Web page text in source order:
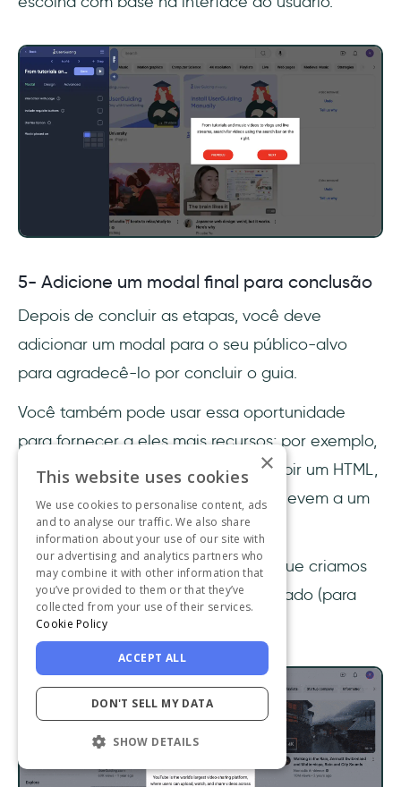
5- Adicione um modal final para conclusão
Depois de concluir as etapas, você deve
adicionar um modal para o seu público-alvo
para agradecê-lo por concluir o guia.
Você também pode usar essa oportunidade
para fornecer a eles mais recursos; por exemplo,
você pode adicionar outro guia, exibir um HTML,
incorporar um vídeo ou botões que levem a um
URL e a uma pesquisa.
Veja como os guias passo a passo que criamos
aparecem no formulário pré-visualizado (para
ambos os segmentos):
×
This website uses cookies
We use cookies to personalise content, ads
and to analyse our traffic. We also share
information about your use of our site with
our advertising and analytics partners who
may combine it with other information that
you’ve provided to them or that they’ve
collected from your use of their services.
Cookie Policy
ACCEPT ALL
DON'T SELL MY DATA
SHOW DETAILS